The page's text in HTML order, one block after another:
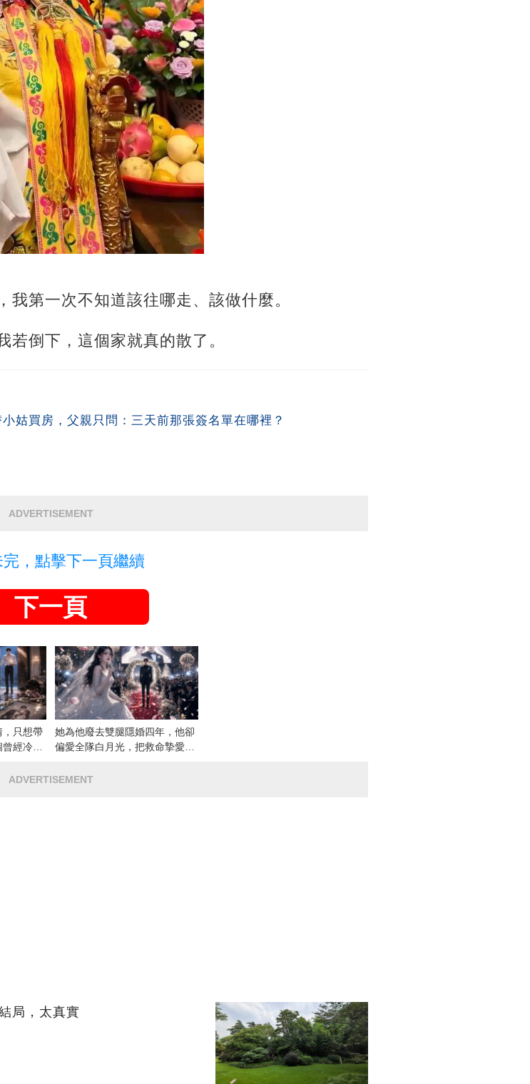
第一次不知道該往哪走、該做什麼。
倒下，這個家就真的散了。
姑買房，父親只問：三天前那張簽名單在哪裡？
ADVERTISEMENT
，點擊下一頁繼續
下一頁
，只想帶
經冷漠
她為他廢去雙腿隱婚四年，他卻
偏愛全隊白月光，把救命摯愛當
ADVERTISEMENT
局，太真實